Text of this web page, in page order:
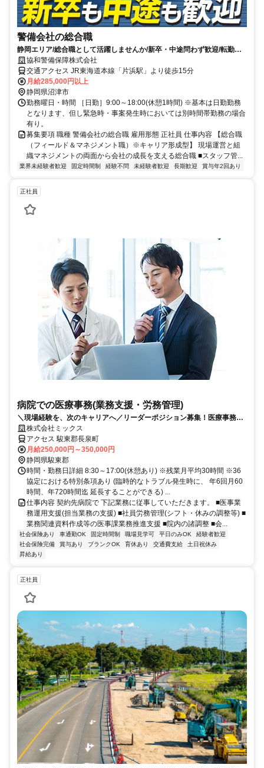
警備会社の総合職
静岡エリア/総合職として活躍しませんか/新卒・中途問わず歓迎/転勤な
し/未経験から管理職候補を育成
協和警備保障株式会社
交通アクセス JR東海道本線「片浜駅」より徒歩15分
月給285,000円以上
静岡県沼津市
勤務曜日・時間 ［日勤］9:00～18:00(休憩1時間) ※基本は日勤勤務
となります、但し緊急時・事案発生時においては別時間帯勤務の場合
有り。
募集要項 職種 警備会社の総合職 雇用形態 正社員 仕事内容 【総合職
（フィールド＆マネジメント職）※キャリア形成型】 現場運営と組
織マネジメントの両面から会社の成長を支える総合職 ■スタッフ管...
業界未経験者歓迎 固定時間制 経験不問 未経験者歓迎 長期歓迎 賞与年2回あり
正社員
病院での医療事務(業務支援・労務管理)
＼現場経験を、次のキャリアへ／リーダーポジション募集！医療事務経
験者歓迎◎土日祝休み･年間休日123日♪
株式会社ミックス
アクセス 駿東郡長泉町
月給250,000円～350,000円
静岡県駿東郡
時間・勤務日詳細 8:30～17:00(休憩あり) ※残業月平均30時間 ※36
協定における特別条項あり (臨時的なトラブル発生時に、 年6回月60
時間、年720時間迄 延長することができる) ...
仕事内容 契約先病院で 下記業務に従事していただきます。 ■医事業
務運用支援(担当業務の支援) ■社員労務管理(シフト・休みの調整等) ■
業務関連資料作成等の医事課業務推進支援 ■院内の諸調整 ■会...
社会保険あり 車通勤OK 固定時間制 職場見学可 平日のみOK
経験者歓迎
社会保険完備
賞与あり ブランクOK 育休あり 交通費支給
土日祝休み
昇給あり
正社員